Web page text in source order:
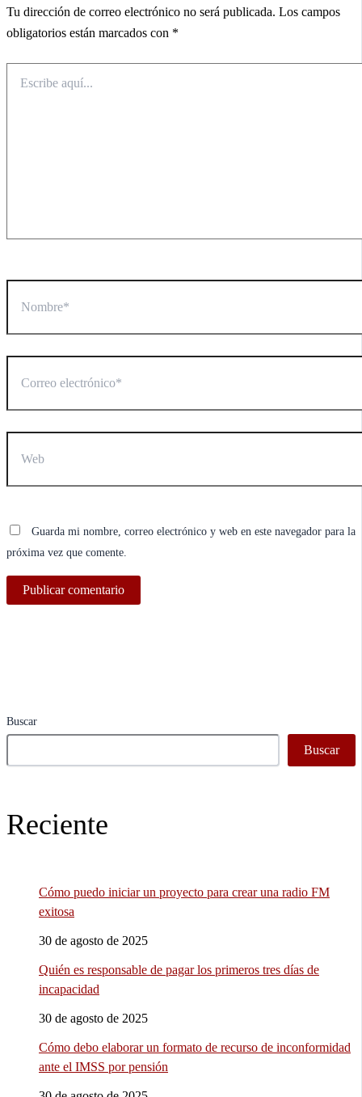
Tu dirección de correo electrónico no será publicada. Los campos
obligatorios están marcados con *
aquí...
electrónico*
Guarda mi nombre, correo electrónico y web en este navegador para la
próxima vez que comente.
Buscar
Buscar
Reciente
Cómo puedo iniciar un proyecto para crear una radio FM
exitosa
30 de agosto de 2025
Quién es responsable de pagar los primeros tres días de
incapacidad
30 de agosto de 2025
Cómo debo elaborar un formato de recurso de inconformidad
ante el IMSS por pensión